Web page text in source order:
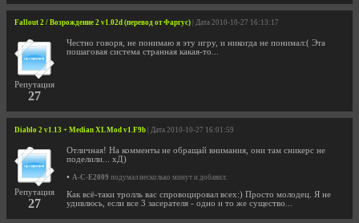
Fallout 2 / Возрождение 2 v1.02d (перевод от Фаргус) | Дата 2010-10-27 16:13:17
Репутация
27
Честно говоря, не понимаю я эту игру, и никогда не понимал:( Эта
пошаговая система странная какая-то...
Diablo 2 v1.13 + Median XL Mod v1.F9b | Дата 2010-10-27 16:01:59
Репутация
27
Отличная! На комменты не обращай внимания, они там сникерс не
поделили... хД)
• A-C-E2009 подумал несколько минут и добавил:
Как всё-таки тролль вас спровоцировал всех:) Просто молодец. Я не
удивлюсь, если все 3 засерателя - одно и то же существо...